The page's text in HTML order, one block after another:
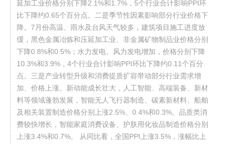
延加工业价格分别下降2.1%和1.7%，5个行业合计影响PPI环
比下降约0.65个百分点。二是季节性因素影响部分行业价格下
降。7月份高温、雨水及台风天气较多，建筑项目施工进度放
缓，黑色金属冶炼和压延加工业、非金属矿物制品业价格分别
下降0.8%和0.5%；水力发电、风力发电增加，价格分别下降
10.3%和3.9%，4个行业合计影响PPI环比下降约0.11个百分
点。三是产业转型升级和消费提质扩容带动部分行业需求增
加、价格上涨。新动能成长壮大，人工智能、高端装备、新材
料等领域蓬勃发展，智能无人飞行器制造、碳素新材料、船舶
及相关装置制造价格分别上涨2.5%、0.4%和0.3%。品质类消
费较快增长，智能家庭消费设备、护肤用化妆品制造价格分别
上涨3.4%和0.7%。 从同比看，全国PPI上涨3.5%，涨幅比上